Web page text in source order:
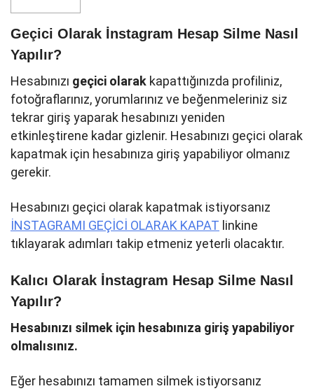
Geçici Olarak İnstagram Hesap Silme Nasıl
Yapılır?
Hesabınızı geçici olarak kapattığınızda profiliniz,
fotoğraflarınız, yorumlarınız ve beğenmeleriniz siz
tekrar giriş yaparak hesabınızı yeniden
etkinleştirene kadar gizlenir. Hesabınızı geçici olarak
kapatmak için hesabınıza giriş yapabiliyor olmanız
gerekir.
Hesabınızı geçici olarak kapatmak istiyorsanız
İNSTAGRAMI GEÇİCİ OLARAK KAPAT linkine
tıklayarak adımları takip etmeniz yeterli olacaktır.
Kalıcı Olarak İnstagram Hesap Silme Nasıl
Yapılır?
Hesabınızı silmek için hesabınıza giriş yapabiliyor
olmalısınız.
Eğer hesabınızı tamamen silmek istiyorsanız